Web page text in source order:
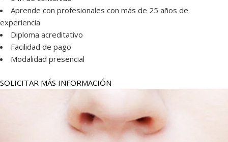
Aprende con profesionales con más de 25 años de
experiencia
Diploma acreditativo
Facilidad de pago
Modalidad presencial
SOLICITAR MÁS INFORMACIÓN